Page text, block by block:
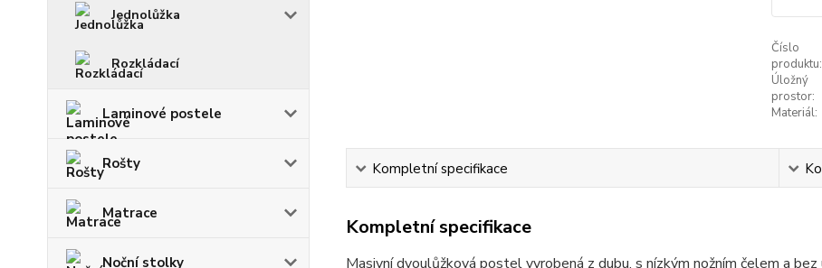
Jednolůžka
Rozkládací
Laminové postele
Rošty
Matrace
Noční stolky
Číslo
produktu:
Úložný
prostor:
Materiál:
Kompletní specifikace
Kompletní specifikace
Masivní dvoulůžková postel vyrobená z dubu, s nízkým nožním čelem a